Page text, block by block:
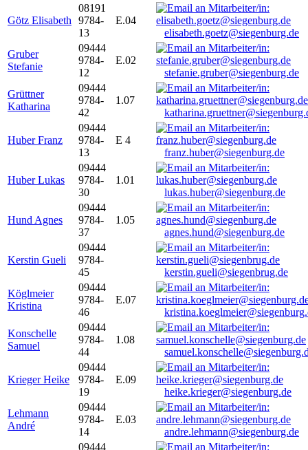
Götz Elisabeth
08191
9784-
13
E.04
elisabeth.goetz@siegenburg.de
Gruber
Stefanie
09444
9784-
12
E.02
stefanie.gruber@siegenburg.de
Grüttner
Katharina
09444
9784-
42
1.07
Huber Franz
09444
9784-
13
E 4
franz.huber@siegenburg.de
Huber Lukas
09444
9784-
30
1.01
lukas.huber@siegenburg.de
Hund Agnes
09444
9784-
37
1.05
agnes.hund@siegenburg.de
Kerstin Gueli
09444
9784-
45
kerstin.gueli@siegenbrug.de
Köglmeier
Kristina
09444
9784-
46
E.07
Konschelle
Samuel
09444
9784-
44
1.08
Krieger Heike
09444
9784-
19
E.09
heike.krieger@siegenburg.de
Lehmann
André
09444
9784-
14
E.03
andre.lehmann@siegenburg.de
09444